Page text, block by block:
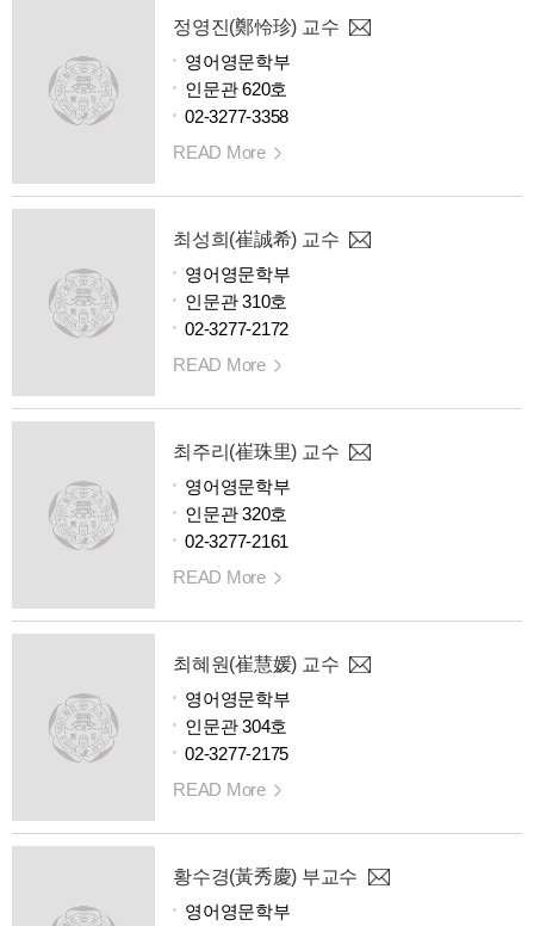
정영진(鄭怜珍) 교수
영어영문학부
인문관 620호
02-3277-3358
READ More
최성희(崔誠希) 교수
영어영문학부
인문관 310호
02-3277-2172
READ More
최주리(崔珠里) 교수
영어영문학부
인문관 320호
02-3277-2161
READ More
최혜원(崔慧媛) 교수
영어영문학부
인문관 304호
02-3277-2175
READ More
황수경(黃秀慶) 부교수
영어영문학부